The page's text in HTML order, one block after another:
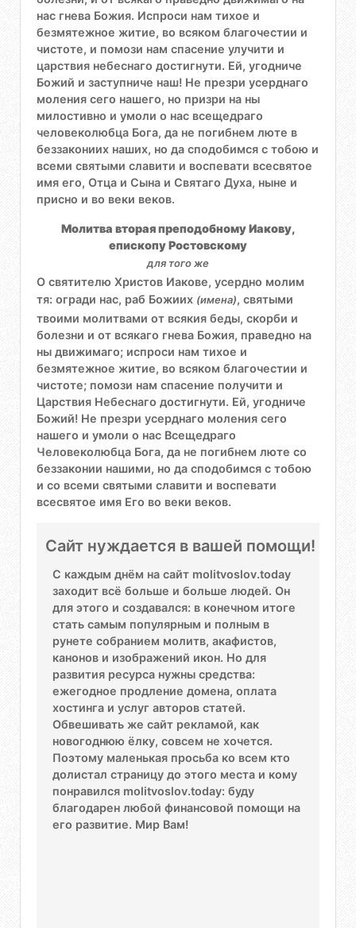
нас гнева Божия. Испроси нам тихое и
безмятежное житие, во всяком благочестии и
чистоте, и помози нам спасение улучити и
царствия небеснаго достигнути. Ей, угодниче
Божий и заступниче наш! Не презри усерднаго
моления сего нашего, но призри на ны
милостивно и умоли о нас всещедраго
человеколюбца Бога, да не погибнем люте в
беззакониих наших, но да сподобимся с тобою и
всеми святыми славити и воспевати всесвятое
имя его, Отца и Сына и Святаго Духа, ныне и
присно и во веки веков.
Молитва вторая преподобному Иакову,
епископу Ростовскому
для того же
О святителю Христов Иакове, усердно молим
тя: огради нас, раб Божиих (имена), святыми
твоими молитвами от всякия беды, скорби и
болезни и от всякаго гнева Божия, праведно на
ны движимаго; испроси нам тихое и
безмятежное житие, во всяком благочестии и
чистоте; помози нам спасение получити и
Царствия Небеснаго достигнути. Ей, угодниче
Божий! Не презри усерднаго моления сего
нашего и умоли о нас Всещедраго
Человеколюбца Бога, да не погибнем люте со
беззаконии нашими, но да сподобимся с тобою
и со всеми святыми славити и воспевати
всесвятое имя Его во веки веков.
Сайт нуждается в вашей помощи!
С каждым днём на сайт molitvoslov.today
заходит всё больше и больше людей. Он
для этого и создавался: в конечном итоге
стать самым популярным и полным в
рунете собранием молитв, акафистов,
канонов и изображений икон. Но для
развития ресурса нужны средства:
ежегодное продление домена, оплата
хостинга и услуг авторов статей.
Обвешивать же сайт рекламой, как
новогоднюю ёлку, совсем не хочется.
Поэтому маленькая просьба ко всем кто
долистал страницу до этого места и кому
понравился molitvoslov.today: буду
благодарен любой финансовой помощи на
его развитие. Мир Вам!